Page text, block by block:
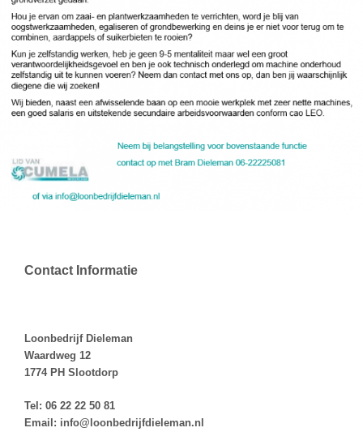
Contact Informatie
Loonbedrijf Dieleman
Waardweg 12
1774 PH Slootdorp
Tel: 06 22 22 50 81
Email: info@loonbedrijfdieleman.nl